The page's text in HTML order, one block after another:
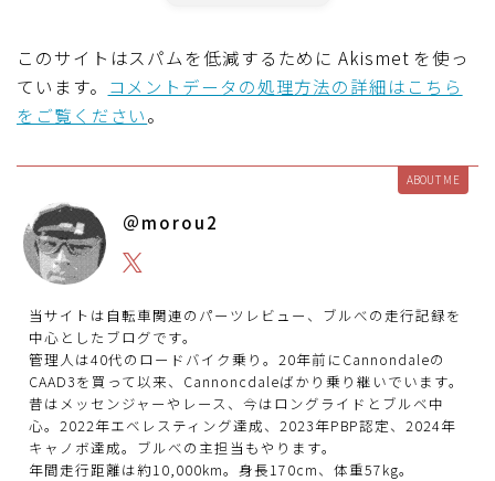
このサイトはスパムを低減するために Akismet を使っ
ています。 コメントデータの処理方法の詳細はこちら
をご覧ください。
ABOUT ME
＠morou2
当サイトは自転車関連のパーツレビュー、ブルべの走行記録を
中心としたブログです。
管理人は40代のロードバイク乗り。20年前にCannondaleの
CAAD3を買って以来、Cannoncdaleばかり乗り継いでいます。
昔はメッセンジャーやレース、今はロングライドとブルベ中
心。2022年エベレスティング達成、2023年PBP認定、2024年
キャノボ達成。ブルべの主担当もやります。
年間走行距離は約10,000km。身長170cm、体重57kg。